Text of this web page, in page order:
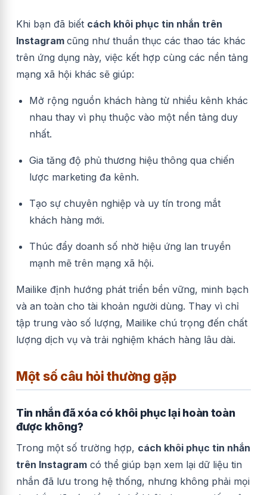
Khi bạn đã biết cách khôi phục tin nhắn trên
Instagram cũng như thuần thục các thao tác khác
trên ứng dụng này, việc kết hợp cùng các nền tảng
mạng xã hội khác sẽ giúp:
Mở rộng nguồn khách hàng từ nhiều kênh khác
nhau thay vì phụ thuộc vào một nền tảng duy
nhất.
Gia tăng độ phủ thương hiệu thông qua chiến
lược marketing đa kênh.
Tạo sự chuyên nghiệp và uy tín trong mắt
khách hàng mới.
Thúc đẩy doanh số nhờ hiệu ứng lan truyền
mạnh mẽ trên mạng xã hội.
Mailike định hướng phát triển bền vững, minh bạch
và an toàn cho tài khoản người dùng. Thay vì chỉ
tập trung vào số lượng, Mailike chú trọng đến chất
lượng dịch vụ và trải nghiệm khách hàng lâu dài.
Một số câu hỏi thường gặp
Tin nhắn đã xóa có khôi phục lại hoàn toàn
được không?
Trong một số trường hợp, cách khôi phục tin nhắn
trên Instagram có thể giúp bạn xem lại dữ liệu tin
nhắn đã lưu trong hệ thống, nhưng không phải mọi